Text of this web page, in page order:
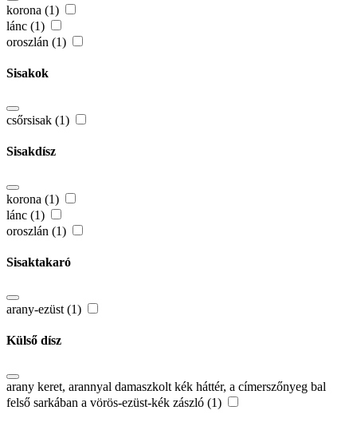
korona (1)
lánc (1)
oroszlán (1)
Sisakok
csőrsisak (1)
Sisakdísz
korona (1)
lánc (1)
oroszlán (1)
Sisaktakaró
arany-ezüst (1)
Külső dísz
arany keret, arannyal damaszkolt kék háttér, a címerszőnyeg bal
felső sarkában a vörös-ezüst-kék zászló (1)